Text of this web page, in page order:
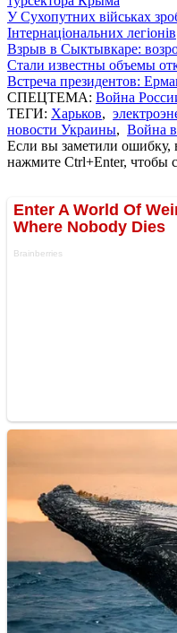
У Сухопутних військах
Інтернаціональних легіонів
Взрыв в Сыктывкаре:
Стали известны объемы
Встреча президентов:
СПЕЦТЕМА: Война
ТЕГИ: Харьков,
новости Украины, Война
Если вы заметили ошибку,
нажмите Ctrl+Enter, чтобы